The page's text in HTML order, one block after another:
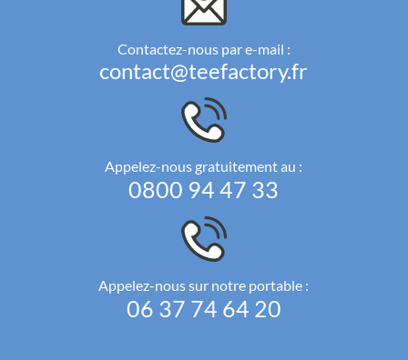
Contactez-nous par e-mail :
contact@teefactory.fr
Appelez-nous gratuitement au :
0800 94 47 33
Appelez-nous sur notre portable :
06 37 74 64 20